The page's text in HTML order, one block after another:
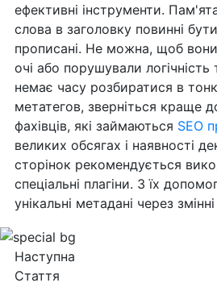
ефективні інструменти.
слова в заголовку повинні
прописані. Не можна, щоб
очі або порушували
немає часу розбиратися в
метатегов, зверніться краще
фахівців, які займаються SEO
великих обсягах і наявності
сторінок рекомендується
спеціальні плагіни. З їх
унікальні метадані через
Наступна
Стаття